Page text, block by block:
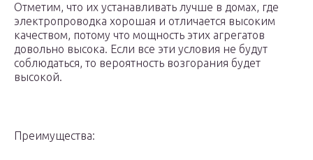
Отметим, что их устанавливать лучше в домах, где
электропроводка хорошая и отличается высоким
качеством, потому что мощность этих агрегатов
довольно высока. Если все эти условия не будут
соблюдаться, то вероятность возгорания будет
высокой.
Преимущества: